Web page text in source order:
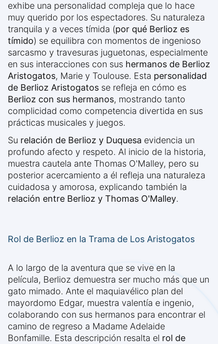
exhibe una personalidad compleja que lo hace
muy querido por los espectadores. Su naturaleza
tranquila y a veces tímida (por qué Berlioz es
tímido) se equilibra con momentos de ingenioso
sarcasmo y travesuras juguetonas, especialmente
en sus interacciones con sus hermanos de Berlioz
Aristogatos, Marie y Toulouse. Esta personalidad
de Berlioz Aristogatos se refleja en cómo es
Berlioz con sus hermanos, mostrando tanto
complicidad como competencia divertida en sus
prácticas musicales y juegos.
Su relación de Berlioz y Duquesa evidencia un
profundo afecto y respeto. Al inicio de la historia,
muestra cautela ante Thomas O'Malley, pero su
posterior acercamiento a él refleja una naturaleza
cuidadosa y amorosa, explicando también la
relación entre Berlioz y Thomas O'Malley.
Rol de Berlioz en la Trama de Los Aristogatos
A lo largo de la aventura que se vive en la
película, Berlioz demuestra ser mucho más que un
gato mimado. Ante el maquiavélico plan del
mayordomo Edgar, muestra valentía e ingenio,
colaborando con sus hermanos para encontrar el
camino de regreso a Madame Adelaide
Bonfamille. Esta descripción resalta el rol de